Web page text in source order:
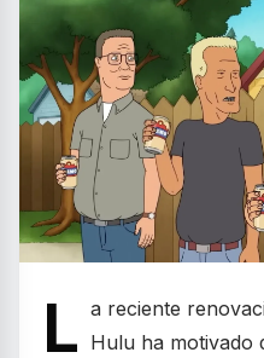
L a reciente
Hulu ha motivado